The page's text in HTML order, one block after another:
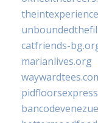
catfriends-
marianlives.org